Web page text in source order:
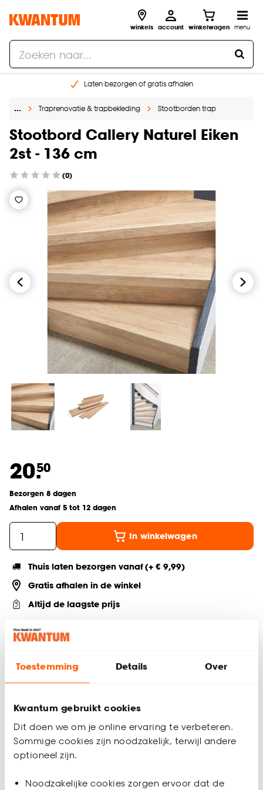
Toestemming Details Over
Kwantum gebruikt cookies
Dit doen we om je online ervaring te verbeteren.
Sommige cookies zijn noodzakelijk, terwijl andere
optioneel zijn.
Noodzakelijke cookies zorgen ervoor dat de
winkels account winkelwagen menu
Laten bezorgen of gratis afhalen
Gratis raam advies en opmeten aan huis
… Traprenovatie & trapbekleding Stootborden trap
Stootbord Callery Naturel Eiken
2st - 136 cm
(0)
20.50
Bezorgen 8 dagen
Afhalen vanaf 5 tot 12 dagen
In winkelwagen
Thuis laten bezorgen vanaf (+ € 9,99)
Gratis afhalen in de winkel
Altijd de laagste prijs
Deel jouw product & volg ons op social
Stootbord in de kleur naturel eiken. Per 2 stuks. Van
Onderhoudsvriendelijk. 136x20 cm (bxh). 0,7 cm dik Ook in
andere maat te verkrijgen. Voor de instructievideo kijk op
www.stairs-2-go.com.
Productspecificaties